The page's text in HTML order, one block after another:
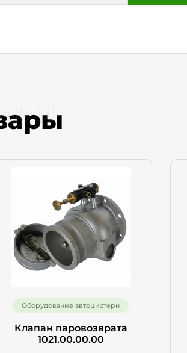
Оборудование автоцистерн
Клапан паровозврата
1021.00.00.00
имя
Отправить